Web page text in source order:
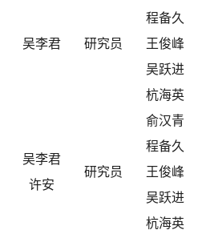
吴李君 研究员
程备久
王俊峰
吴跃进
杭海英
吴李君
许安
研究员
俞汉青
程备久
王俊峰
吴跃进
杭海英